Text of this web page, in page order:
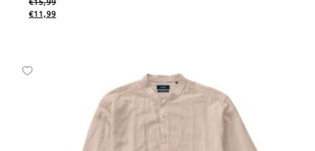
€15,99
€11,99